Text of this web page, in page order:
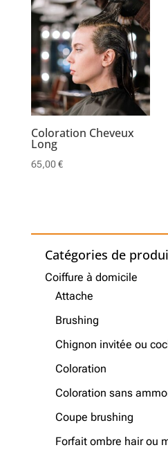
Coloration Cheveux
Long
65,00€
Catégories de
Coiffure à domicile
Attache
Brushing
Chignon invitée ou
Coloration
Coloration sans
Coupe brushing
Forfait ombre hair ou